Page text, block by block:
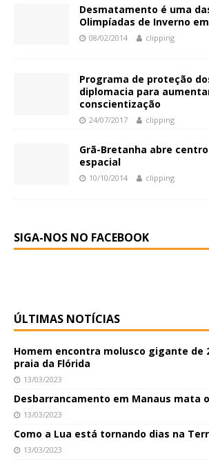
Desmatamento é uma
Olimpíadas de Inverno
08/02/2014 clipping
Programa de proteção
diplomacia para
conscientização
24/07/2017 clipping
Grã-Bretanha abre
espacial
10/10/2014 clipping
SIGA-NOS NO FACEBOOK
ÚLTIMAS NOTÍCIAS
Homem encontra molusco gigante de
praia da Flórida
13/03/2023
Desbarrancamento em Manaus mata
13/03/2023
Como a Lua está tornando dias na
13/03/2023